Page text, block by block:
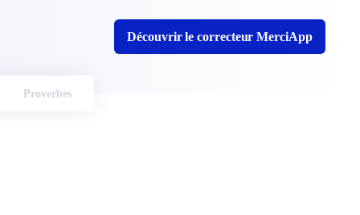
Découvrir le correcteur MerciApp
Proverbes